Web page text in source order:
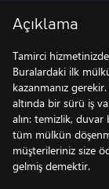
Açıklama
Tamirci
Buralardaki ilk
kazanmanız
altında bir sürü iş
alın: temizlik, duvar
tüm mülkün
müşterileriniz size
gelmiş demektir.